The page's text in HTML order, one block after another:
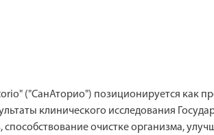
("СанАторио") позиционируется как
клинического исследования
очистке организма,